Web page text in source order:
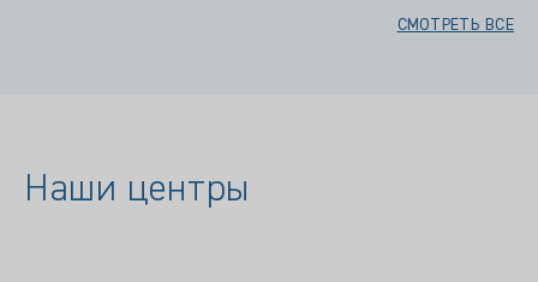
СМОТРЕТЬ ВСЕ
Наши центры